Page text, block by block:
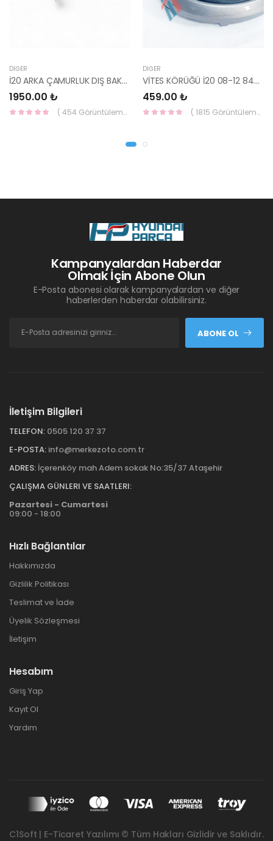
DIĞER
İ20 ARKA ÇAMURLUK DIŞ BAKALİTİ SOL 2015- ( PARLAK SİYAH ) 87360-C8000-YS
1950.00 ₺
( 454 Görüntüleme )
DIĞER
VİTES KÖRÜĞÜ İ20 08-12 84640-1J000-YS
459.00 ₺
( 1815 Görüntüleme )
Kampanyalardan Haberdar
Olmak İçin Abone Olun
E-Posta abonesi olarak kampanyalardan ve diğer
haberlerden haberdar olabilirsiniz.
ABONE OL
İletişim Bilgileri
TELEFON: 0505 120 37 37
E-POSTA: info@merkezoto.com.tr
ADRES: İçerenköy mah Adem sokak No:35/37 Ataşehir
ÇALIŞMA GÜNLERI VE SAATLERI:
Pazartesi - Cumartesi
09:00 - 18:00
Hızlı Bağlantılar
Hakkımızda
Gizlilik Politikası
Teslimat ve İade
Üyelik Sözleşmesi
İletişim
Hesabım
Giriş Yap
Kayıt Ol
Yardım
C1Soft | E-Ticaret Yazılımı © Tüm Hakları Gizlidir ve Saklıdır.